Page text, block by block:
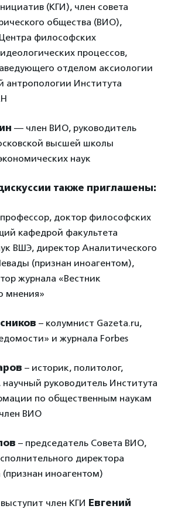
(КГИ), член совета
общества (ВИО),
философских
процессов,
отделом аксиологии
антропологии Института
— член ВИО, руководитель
высшей школы
наук
также приглашены:
доктор философских
кафедрой факультета
ВШЭ, директор Аналитического
(признан иноагентом),
журнала «Вестник
мнения»
– колумнист Gazeta.ru,
и журнала Forbes
– историк, политолог,
руководитель Института
по общественным наукам
ВИО
– председатель Совета ВИО,
директора
иноагентом)
член КГИ Евгений